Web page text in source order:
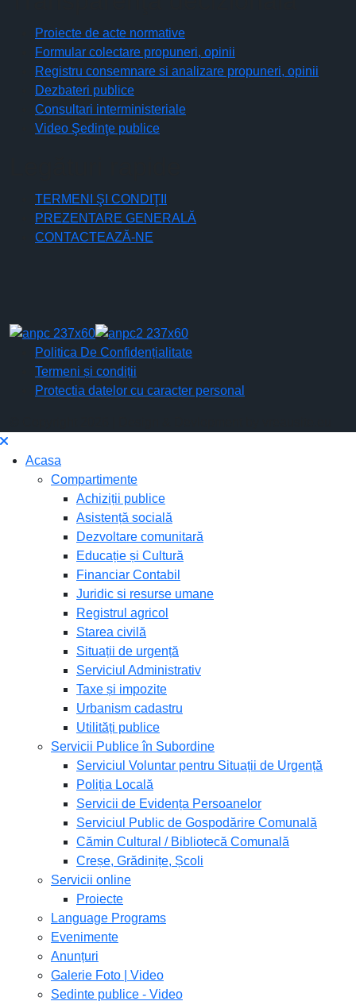
Proiecte de acte normative
Formular colectare propuneri, opinii
Registru consemnare si analizare propuneri, opinii
Dezbateri publice
Consultari interministeriale
Video Şedinţe publice
TERMENI ŞI CONDIŢII
PREZENTARE GENERALĂ
CONTACTEAZĂ-NE
Politica De Confidențialitate
Termeni și condiții
Protectia datelor cu caracter personal
Acasa
Compartimente
Achiziții publice
Asistență socială
Dezvoltare comunitară
Educație și Cultură
Financiar Contabil
Juridic si resurse umane
Registrul agricol
Starea civilă
Situații de urgență
Serviciul Administrativ
Taxe și impozite
Urbanism cadastru
Utilități publice
Servicii Publice în Subordine
Serviciul Voluntar pentru Situații de Urgență
Poliția Locală
Servicii de Evidența Persoanelor
Serviciul Public de Gospodărire Comunală
Cămin Cultural / Bibliotecă Comunală
Creșe, Grădinițe, Școli
Servicii online
Proiecte
Language Programs
Evenimente
Anunțuri
Galerie Foto | Video
Sedinte publice - Video